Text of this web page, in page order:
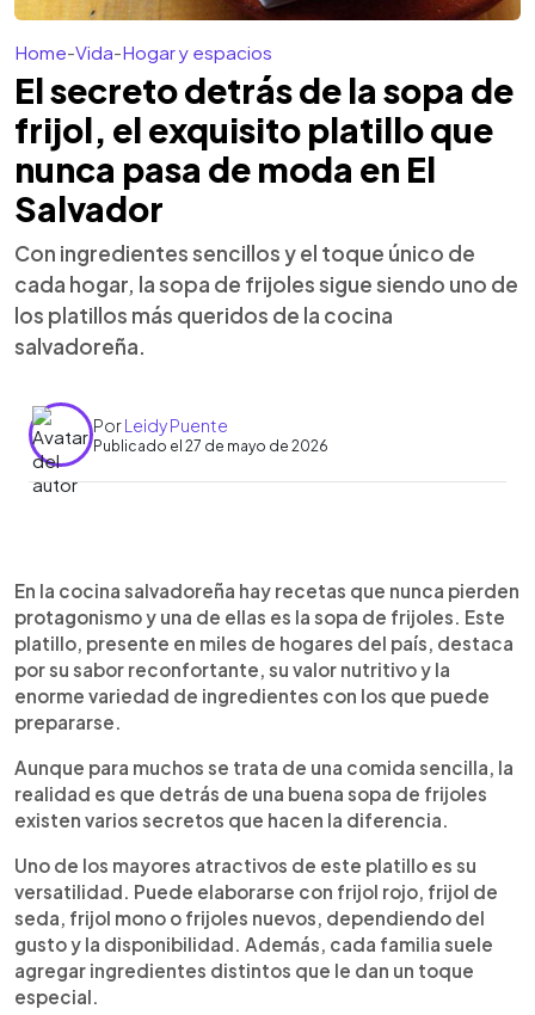
Home-Vida-Hogar y espacios
El secreto detrás de la sopa de
frijol, el exquisito platillo que
nunca pasa de moda en El
Salvador
Con ingredientes sencillos y el toque único de
cada hogar, la sopa de frijoles sigue siendo uno de
los platillos más queridos de la cocina
salvadoreña.
PorLeidy Puente
Publicado el 27 de mayo de 2026
Escuchar artículo
La sopa de frijoles es uno de los platillos más
tradicionales de la cocina salvadoreña. Su sabor
casero, bajo costo y versatilidad la convierten en
una receta infaltable en muchos hogares. Puede
prepararse con distintos tipos de frijoles y
acompañarse con ingredientes como costilla de
cuajada. Uno de los secretos para lograr un buen
resultado es cocinar los frijoles con paciencia y
agregar los vegetales en el momento adecuado.
Más que una comida típica, esta sopa representa
tradición, familia y el auténtico sabor de hogar en
El Salvador.
En la cocina salvadoreña hay recetas que nunca pierden
protagonismo y una de ellas es la sopa de frijoles. Este
platillo, presente en miles de hogares del país, destaca
por su sabor reconfortante, su valor nutritivo y la
enorme variedad de ingredientes con los que puede
prepararse.
Aunque para muchos se trata de una comida sencilla, la
realidad es que detrás de una buena sopa de frijoles
existen varios secretos que hacen la diferencia.
Uno de los mayores atractivos de este platillo es su
versatilidad. Puede elaborarse con frijol rojo, frijol de
seda, frijol mono o frijoles nuevos, dependiendo del
gusto y la disponibilidad. Además, cada familia suele
agregar ingredientes distintos que le dan un toque
especial.